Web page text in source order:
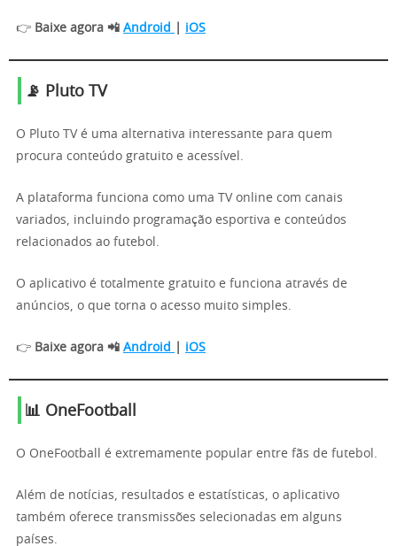
👉 Baixe agora 📲 Android iOS
📡 Pluto TV
O Pluto TV é uma alternativa interessante para quem
procura conteúdo gratuito e acessível.
A plataforma funciona como uma TV online com canais
variados, incluindo programação esportiva e conteúdos
relacionados ao futebol.
O aplicativo é totalmente gratuito e funciona através de
anúncios, o que torna o acesso muito simples.
👉 Baixe agora 📲 Android iOS
📊 OneFootball
O OneFootball é extremamente popular entre fãs de futebol.
Além de notícias, resultados e estatísticas, o aplicativo
também oferece transmissões selecionadas em alguns
países.